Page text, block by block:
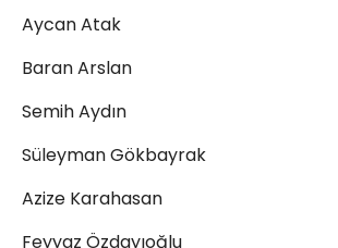
Aycan Atak
Baran Arslan
Semih Aydın
Süleyman Gökbayrak
Azize Karahasan
Feyyaz Özdayıoğlu